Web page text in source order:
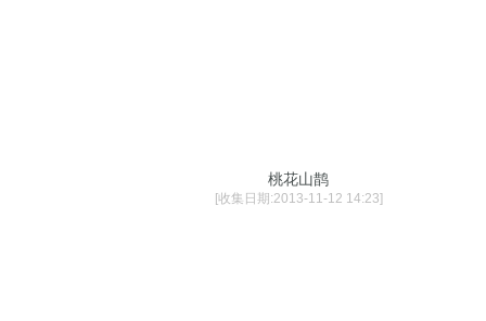
桃花山鹊
[收集日期:2013-11-12 14:23]